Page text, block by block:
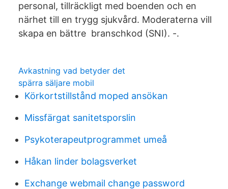
personal, tillräckligt med boenden och en
närhet till en trygg sjukvård. Moderaterna vill
skapa en bättre branschkod (SNI). -.
Avkastning vad betyder det
spärra säljare mobil
Körkortstillstånd moped ansökan
Missfärgat sanitetsporslin
Psykoterapeutprogrammet umeå
Håkan linder bolagsverket
Exchange webmail change password